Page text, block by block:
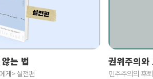
는 법
게> 실전편
권위주의와
민주주의의 후퇴